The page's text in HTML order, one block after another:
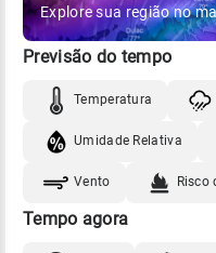
Explore sua região no
Previsão do tempo
Temperatura
Umidade Relativa
Vento Risco
Tempo agora